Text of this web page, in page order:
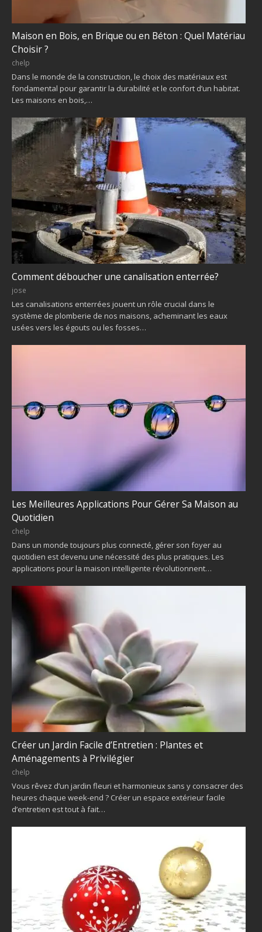
Maison en Bois, en Brique ou en Béton : Quel Matériau
Choisir ?
chelp
Dans le monde de la construction, le choix des matériaux est
fondamental pour garantir la durabilité et le confort d’un habitat.
Les maisons en bois,…
Comment déboucher une canalisation enterrée?
jose
Les canalisations enterrées jouent un rôle crucial dans le
système de plomberie de nos maisons, acheminant les eaux
usées vers les égouts ou les fosses…
Les Meilleures Applications Pour Gérer Sa Maison au
Quotidien
chelp
Dans un monde toujours plus connecté, gérer son foyer au
quotidien est devenu une nécessité des plus pratiques. Les
applications pour la maison intelligente révolutionnent…
Créer un Jardin Facile d’Entretien : Plantes et
Aménagements à Privilégier
chelp
Vous rêvez d’un jardin fleuri et harmonieux sans y consacrer des
heures chaque week-end ? Créer un espace extérieur facile
d’entretien est tout à fait…